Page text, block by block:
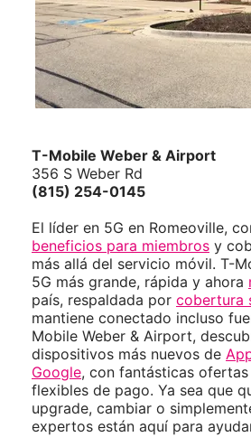
T-Mobile Weber & Airport
356 S Weber Rd
(815) 254-0145
El líder en 5G en Romeoville,
beneficios para miembros y
más allá del servicio móvil. T-
5G más grande, rápida y ahora
país, respaldada por cobertura
mantiene conectado incluso
Mobile Weber & Airport,
dispositivos más nuevos de
Google, con fantásticas
flexibles de pago. Ya sea que
upgrade, cambiar o
expertos están aquí para